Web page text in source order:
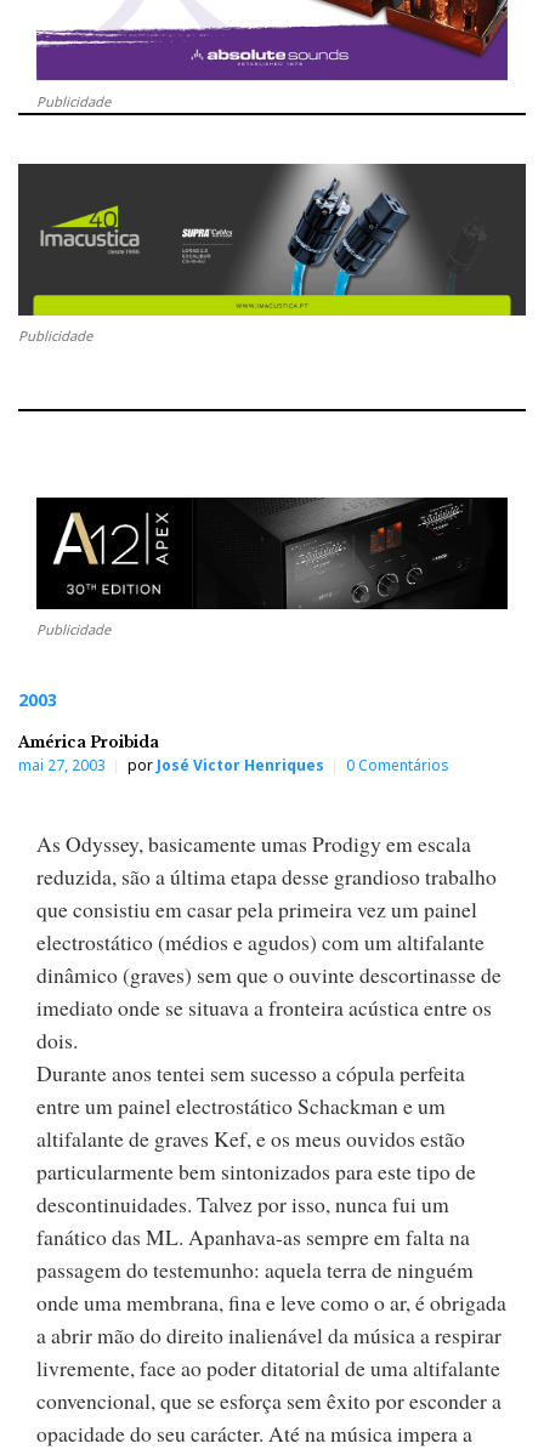
Publicidade
Publicidade
Publicidade
2003
América Proibida
mai 27, 2003 por José Victor Henriques 0 Comentários
As Odyssey, basicamente umas Prodigy em escala
reduzida, são a última etapa desse grandioso trabalho
que consistiu em casar pela primeira vez um painel
electrostático (médios e agudos) com um altifalante
dinâmico (graves) sem que o ouvinte descortinasse de
imediato onde se situava a fronteira acústica entre os
dois.
Durante anos tentei sem sucesso a cópula perfeita
entre um painel electrostático Schackman e um
altifalante de graves Kef, e os meus ouvidos estão
particularmente bem sintonizados para este tipo de
descontinuidades. Talvez por isso, nunca fui um
fanático das ML. Apanhava-as sempre em falta na
passagem do testemunho: aquela terra de ninguém
onde uma membrana, fina e leve como o ar, é obrigada
a abrir mão do direito inalienável da música a respirar
livremente, face ao poder ditatorial de uma altifalante
convencional, que se esforça sem êxito por esconder a
opacidade do seu carácter. Até na música impera a